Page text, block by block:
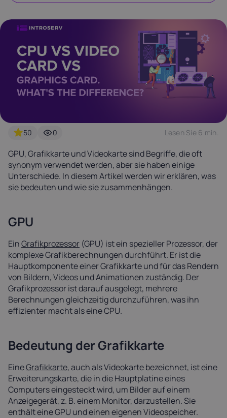
50 0 Lesen Sie 6 min.
GPU, Grafikkarte und Videokarte sind Begriffe, die oft
synonym verwendet werden, aber sie haben einige
Unterschiede. In diesem Artikel werden wir erklären, was
sie bedeuten und wie sie zusammenhängen.
GPU
EinGrafikprozessor (GPU) ist ein spezieller Prozessor, der
komplexe Grafikberechnungen durchführt. Er ist die
Hauptkomponente einer Grafikkarte und für das Rendern
von Bildern, Videos und Animationen zuständig. Der
Grafikprozessor ist darauf ausgelegt, mehrere
Berechnungen gleichzeitig durchzuführen, was ihn
effizienter macht als eine CPU.
Bedeutung der Grafikkarte
EineGrafikkarte, auch als Videokarte bezeichnet, ist eine
Erweiterungskarte, die in die Hauptplatine eines
Computers eingesteckt wird, um Bilder auf einem
Anzeigegerät, z. B. einem Monitor, darzustellen. Sie
enthält eine GPU und einen eigenen Videospeicher.
21%
Netherlands
21%
Poland
Portugal
23%
Slovakia
Slovenia
Spain
USA
0%